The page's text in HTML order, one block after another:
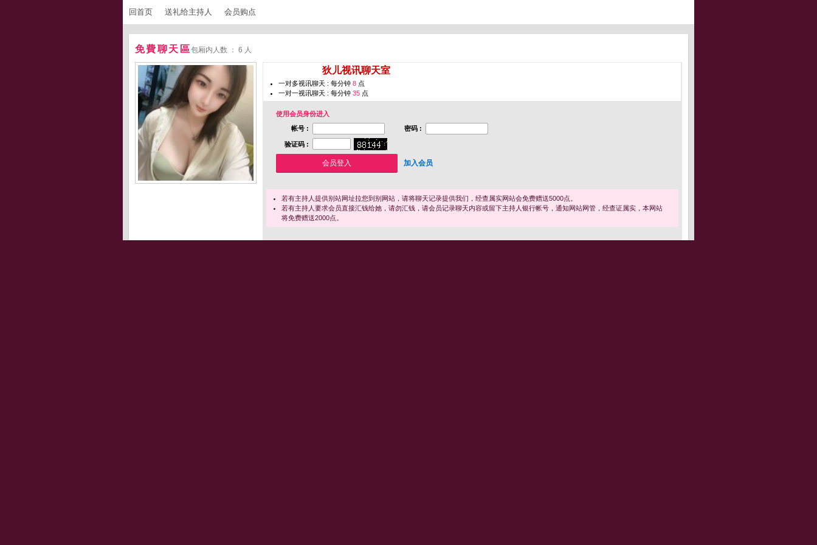
回首页 送礼给主持人 会员购点
免費聊天區包厢内人数 ： 6 人
狄儿视讯聊天室
一对多视讯聊天 : 每分钟 8 点
一对一视讯聊天 : 每分钟 35 点
使用会员身份进入
帐号 :
密码 :
验证码 :
加入会员
若有主持人提供别站网址拉您到别网站，请将聊天记录提供我们，经查属实网站会免费赠送5000点。
若有主持人要求会员直接汇钱给她，请勿汇钱，请会员记录聊天内容或留下主持人银行帐号，通知网站网管，经查证属实，本网站
将免费赠送2000点。